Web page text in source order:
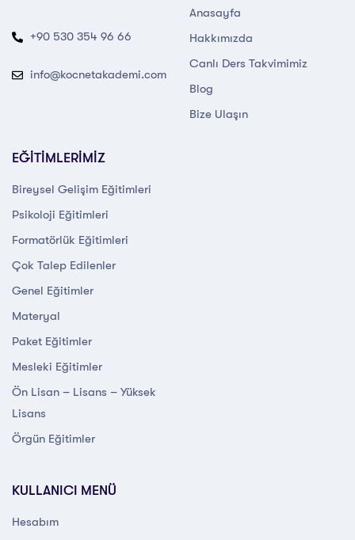
+90 530 354 96 66
info@kocnetakademi.com
Anasayfa
Hakkımızda
Canlı Ders Takvimimiz
Blog
Bize Ulaşın
EĞİTİMLERİMİZ
Bireysel Gelişim Eğitimleri
Psikoloji Eğitimleri
Formatörlük Eğitimleri
Çok Talep Edilenler
Genel Eğitimler
Materyal
Paket Eğitimler
Mesleki Eğitimler
Ön Lisan – Lisans – Yüksek
Lisans
Örgün Eğitimler
KULLANICI MENÜ
Hesabım